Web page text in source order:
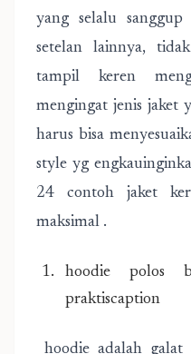
yang selalu sanggup
setelan lainnya,
tampil keren
mengingat jenis jaket
harus bisa
style yg
24 contoh jaket
maksimal .
hoodie polos
praktiscaption
hoodie adalah galat